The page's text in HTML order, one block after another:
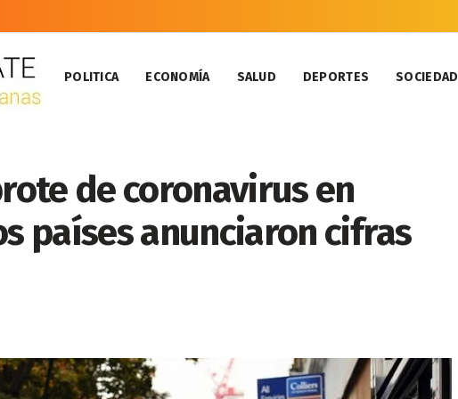
POLITICA ECONOMÍA SALUD DEPORTES SOCIEDAD
de coronavirus en
países anunciaron cifras